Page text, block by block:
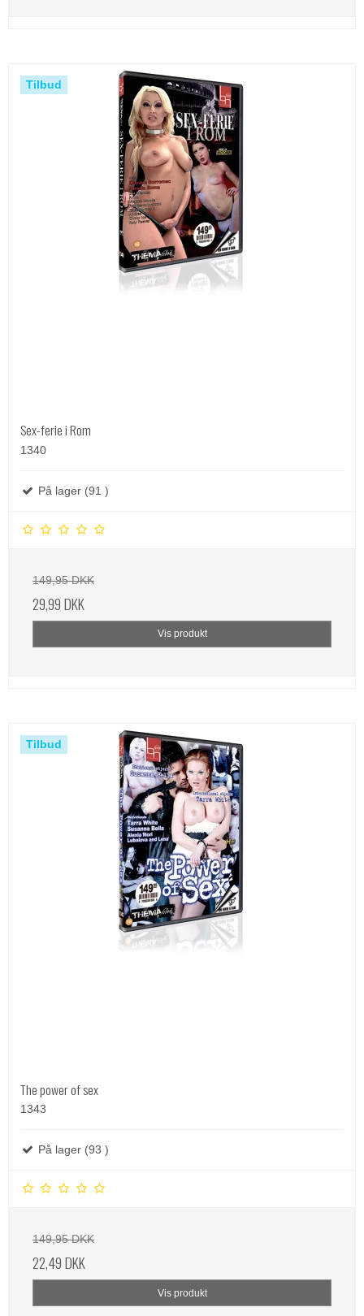
Tilbud
Sex-ferie i Rom
1340
På lager (91 )
149,95 DKK
29,99 DKK
Vis produkt
Tilbud
The power of sex
1343
På lager (93 )
149,95 DKK
22,49 DKK
Vis produkt